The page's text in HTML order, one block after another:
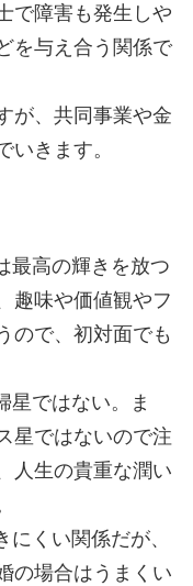
で障害も発生しや
を与え合う関係で
が、共同事業や金
いきます。
最高の輝きを放つ
趣味や価値観やフ
ので、初対面でも
星ではない。ま
星ではないので注
人生の貴重な潤い
くい関係だが、
の場合はうまくい